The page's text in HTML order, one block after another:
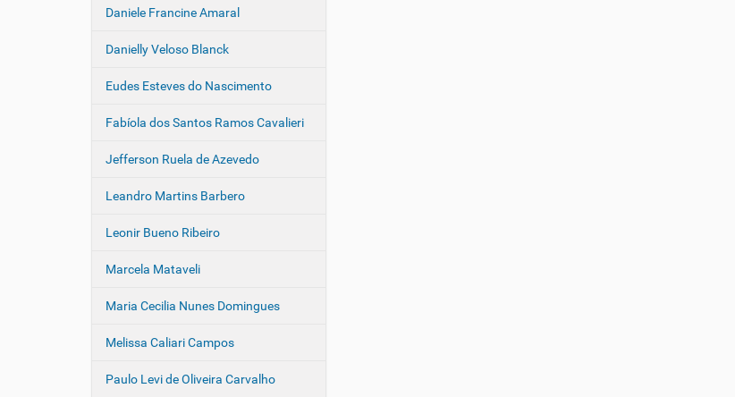
Daniele Francine Amaral
Danielly Veloso Blanck
Eudes Esteves do Nascimento
Fabíola dos Santos Ramos Cavalieri
Jefferson Ruela de Azevedo
Leandro Martins Barbero
Leonir Bueno Ribeiro
Marcela Mataveli
Maria Cecilia Nunes Domingues
Melissa Caliari Campos
Paulo Levi de Oliveira Carvalho